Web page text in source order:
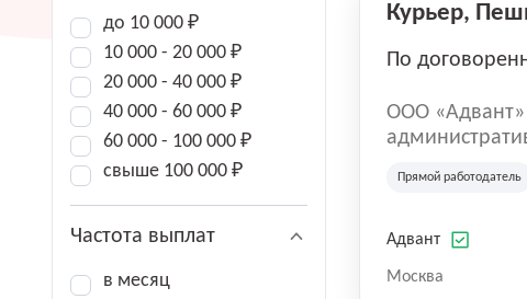
до 10 000 ₽
10 000 - 20 000 ₽
20 000 - 40 000 ₽
40 000 - 60 000 ₽
60 000 - 100 000 ₽
свыше 100 000 ₽
Частота выплат
в месяц
Курьер,
По
ООО «Адвант»
юридических
Прямой работодатель
Адвант
Москва